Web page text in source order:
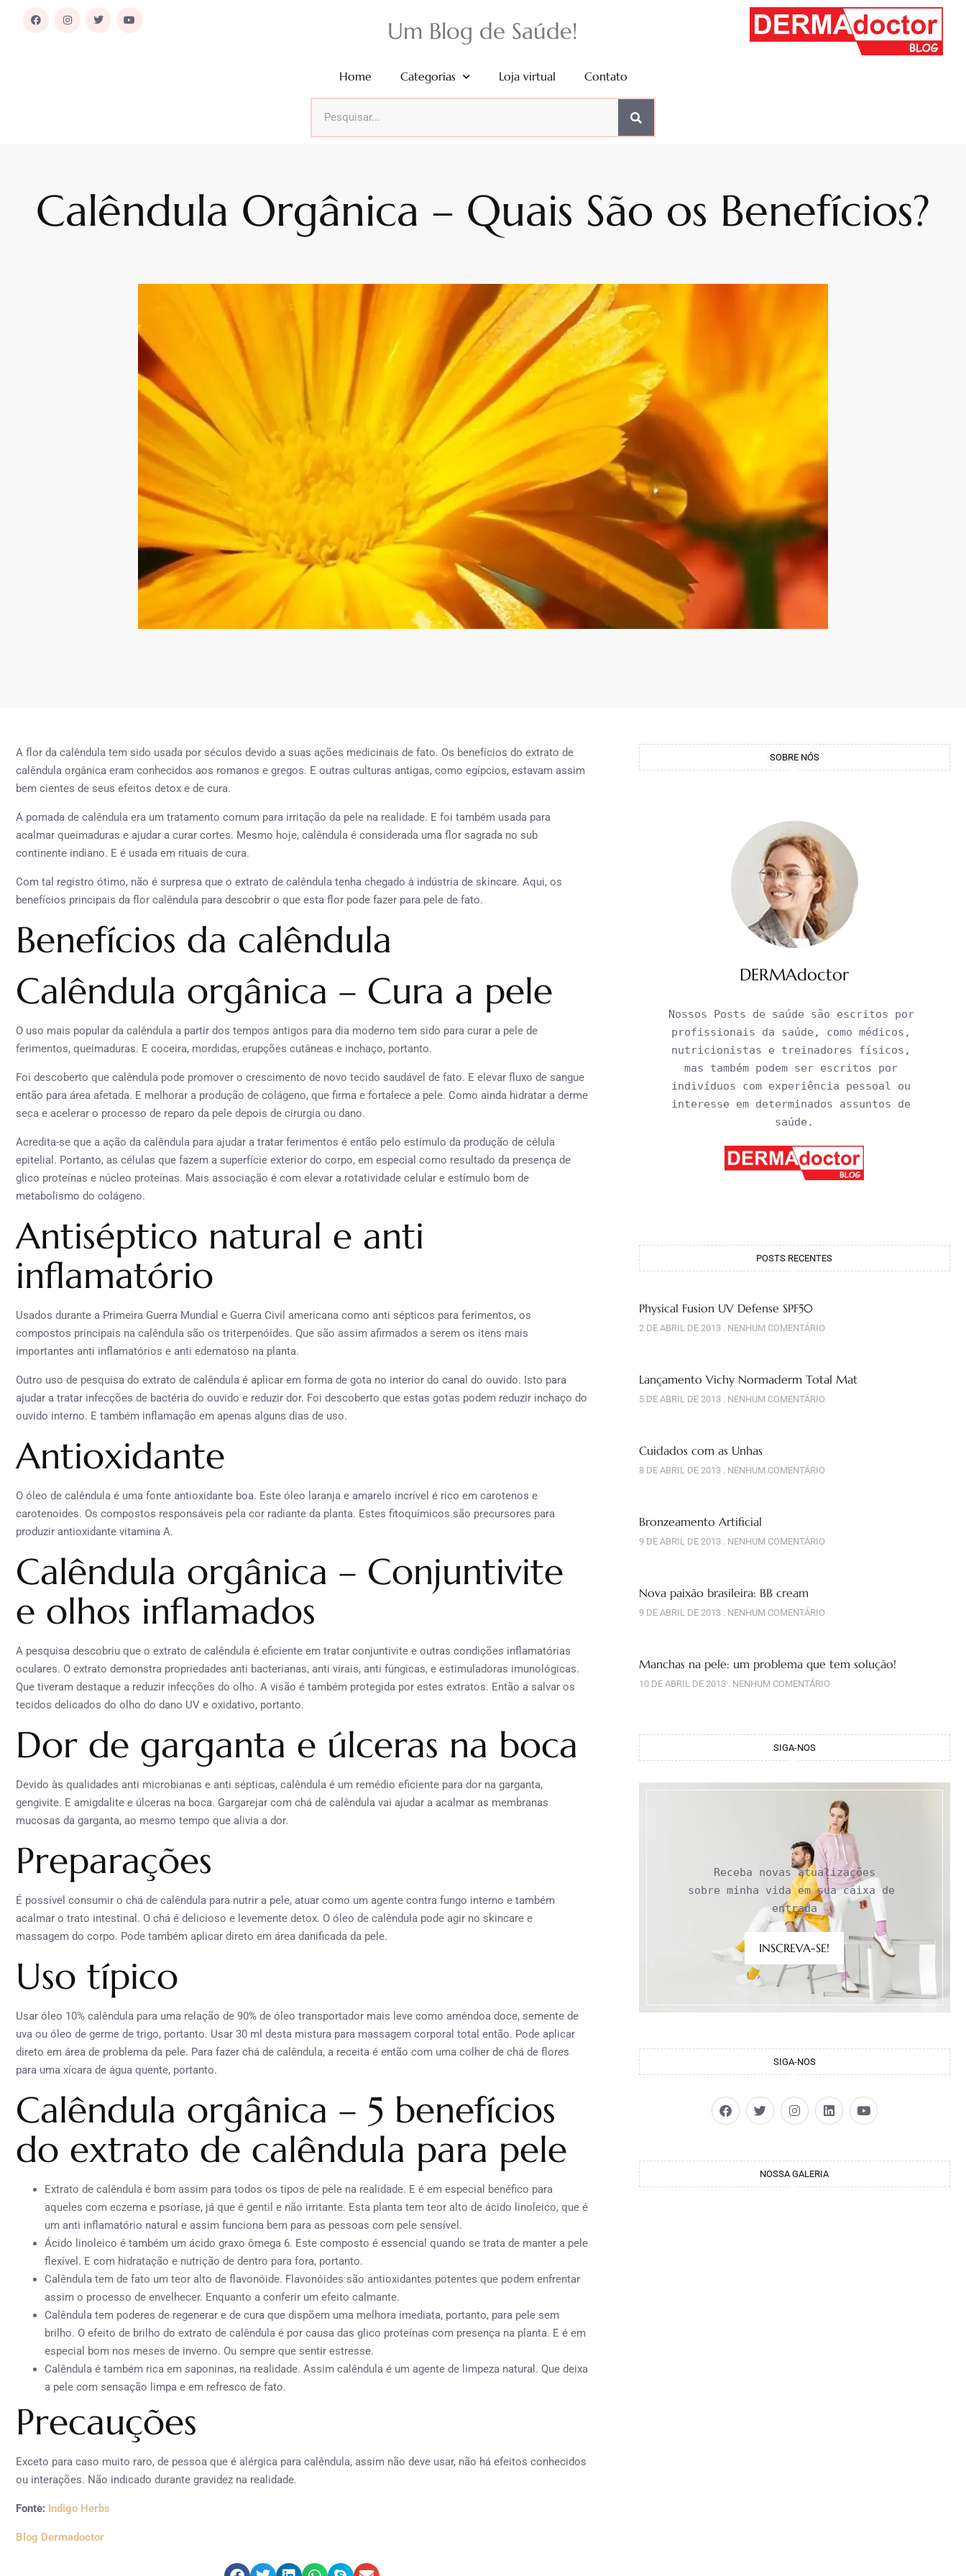
Um Blog de Saúde!
Home Categorias Loja virtual Contato
Calêndula Orgânica – Quais São os Benefícios?
A flor da calêndula tem sido usada por séculos devido a suas ações medicinais de fato. Os benefícios do extrato de
calêndula orgânica eram conhecidos aos romanos e gregos. E outras culturas antigas, como egípcios, estavam assim
bem cientes de seus efeitos detox e de cura.
A pomada de calêndula era um tratamento comum para irritação da pele na realidade. E foi também usada para
acalmar queimaduras e ajudar a curar cortes. Mesmo hoje, calêndula é considerada uma flor sagrada no sub
continente indiano. E é usada em rituais de cura.
Com tal registro ótimo, não é surpresa que o extrato de calêndula tenha chegado à indústria de skincare. Aqui, os
benefícios principais da flor calêndula para descobrir o que esta flor pode fazer para pele de fato.
Benefícios da calêndula
Calêndula orgânica – Cura a pele
O uso mais popular da calêndula a partir dos tempos antigos para dia moderno tem sido para curar a pele de
ferimentos, queimaduras. E coceira, mordidas, erupções cutâneas e inchaço, portanto.
Foi descoberto que calêndula pode promover o crescimento de novo tecido saudável de fato. E elevar fluxo de sangue
então para área afetada. E melhorar a produção de colágeno, que firma e fortalece a pele. Como ainda hidratar a derme
seca e acelerar o processo de reparo da pele depois de cirurgia ou dano.
Acredita-se que a ação da calêndula para ajudar a tratar ferimentos é então pelo estímulo da produção de célula
epitelial. Portanto, as células que fazem a superfície exterior do corpo, em especial como resultado da presença de
glico proteínas e núcleo proteínas. Mais associação é com elevar a rotatividade celular e estímulo bom de
metabolismo do colágeno.
Antiséptico natural e anti
inflamatório
Usados durante a Primeira Guerra Mundial e Guerra Civil americana como anti sépticos para ferimentos, os
compostos principais na calêndula são os triterpenóides. Que são assim afirmados a serem os itens mais
importantes anti inflamatórios e anti edematoso na planta.
Outro uso de pesquisa do extrato de calêndula é aplicar em forma de gota no interior do canal do ouvido. Isto para
ajudar a tratar infecções de bactéria do ouvido e reduzir dor. Foi descoberto que estas gotas podem reduzir inchaço do
ouvido interno. E também inflamação em apenas alguns dias de uso.
Antioxidante
O óleo de calêndula é uma fonte antioxidante boa. Este óleo laranja e amarelo incrível é rico em carotenos e
carotenoides. Os compostos responsáveis pela cor radiante da planta. Estes fitoquímicos são precursores para
produzir antioxidante vitamina A.
Calêndula orgânica – Conjuntivite
e olhos inflamados
A pesquisa descobriu que o extrato de calêndula é eficiente em tratar conjuntivite e outras condições inflamatórias
oculares. O extrato demonstra propriedades anti bacterianas, anti virais, anti fúngicas, e estimuladoras imunológicas.
Que tiveram destaque a reduzir infecções do olho. A visão é também protegida por estes extratos. Então a salvar os
tecidos delicados do olho do dano UV e oxidativo, portanto.
Dor de garganta e úlceras na boca
Devido às qualidades anti microbianas e anti sépticas, calêndula é um remédio eficiente para dor na garganta,
gengivite. E amigdalite e úlceras na boca. Gargarejar com chá de calêndula vai ajudar a acalmar as membranas
mucosas da garganta, ao mesmo tempo que alivia a dor.
Preparações
É possível consumir o chá de calêndula para nutrir a pele, atuar como um agente contra fungo interno e também
acalmar o trato intestinal. O chá é delicioso e levemente detox. O óleo de calêndula pode agir no skincare e
massagem do corpo. Pode também aplicar direto em área danificada da pele.
Uso típico
Usar óleo 10% calêndula para uma relação de 90% de óleo transportador mais leve como amêndoa doce, semente de
uva ou óleo de germe de trigo, portanto. Usar 30 ml desta mistura para massagem corporal total então. Pode aplicar
direto em área de problema da pele. Para fazer chá de calêndula, a receita é então com uma colher de chá de flores
para uma xícara de água quente, portanto.
Calêndula orgânica – 5 benefícios
do extrato de calêndula para pele
Extrato de calêndula é bom assim para todos os tipos de pele na realidade. E é em especial benéfico para
aqueles com eczema e psoríase, já que é gentil e não irritante. Esta planta tem teor alto de ácido linoleico, que é
um anti inflamatório natural e assim funciona bem para as pessoas com pele sensível.
Ácido linoleico é também um ácido graxo ômega 6. Este composto é essencial quando se trata de manter a pele
flexível. E com hidratação e nutrição de dentro para fora, portanto.
Calêndula tem de fato um teor alto de flavonóide. Flavonóides são antioxidantes potentes que podem enfrentar
assim o processo de envelhecer. Enquanto a conferir um efeito calmante.
Calêndula tem poderes de regenerar e de cura que dispõem uma melhora imediata, portanto, para pele sem
brilho. O efeito de brilho do extrato de calêndula é por causa das glico proteínas com presença na planta. E é em
especial bom nos meses de inverno. Ou sempre que sentir estresse.
Calêndula é também rica em saponinas, na realidade. Assim calêndula é um agente de limpeza natural. Que deixa
a pele com sensação limpa e em refresco de fato.
Precauções
Exceto para caso muito raro, de pessoa que é alérgica para calêndula, assim não deve usar, não há efeitos conhecidos
ou interações. Não indicado durante gravidez na realidade.
Fonte: Indigo Herbs
Blog Dermadoctor
SOBRE NÓS
DERMAdoctor
Nossos Posts de saúde são escritos por
profissionais da saúde, como médicos,
nutricionistas e treinadores físicos,
mas também podem ser escritos por
indivíduos com experiência pessoal ou
interesse em determinados assuntos de
saúde.
POSTS RECENTES
Physical Fusion UV Defense SPF50
2 DE ABRIL DE 2013 NENHUM COMENTÁRIO
Lançamento Vichy Normaderm Total Mat
5 DE ABRIL DE 2013 NENHUM COMENTÁRIO
Cuidados com as Unhas
8 DE ABRIL DE 2013 NENHUM COMENTÁRIO
Bronzeamento Artificial
9 DE ABRIL DE 2013 NENHUM COMENTÁRIO
Nova paixão brasileira: BB cream
9 DE ABRIL DE 2013 NENHUM COMENTÁRIO
Manchas na pele: um problema que tem solução!
10 DE ABRIL DE 2013 NENHUM COMENTÁRIO
SIGA-NOS
Receba novas atualizações
sobre minha vida em sua caixa de
entrada
INSCREVA-SE!
SIGA-NOS
NOSSA GALERIA